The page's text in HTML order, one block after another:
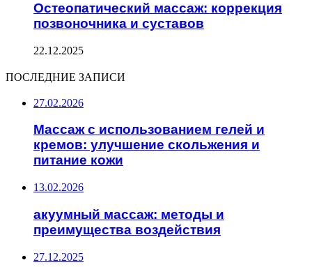
Остеопатический массаж: коррекция
позвоночника и суставов
22.12.2025
ПОСЛЕДНИЕ ЗАПИСИ
27.02.2026
Массаж с использованием гелей и
кремов: улучшение скольжения и
питание кожи
13.02.2026
акуумный массаж: методы и
преимущества воздействия
27.12.2025